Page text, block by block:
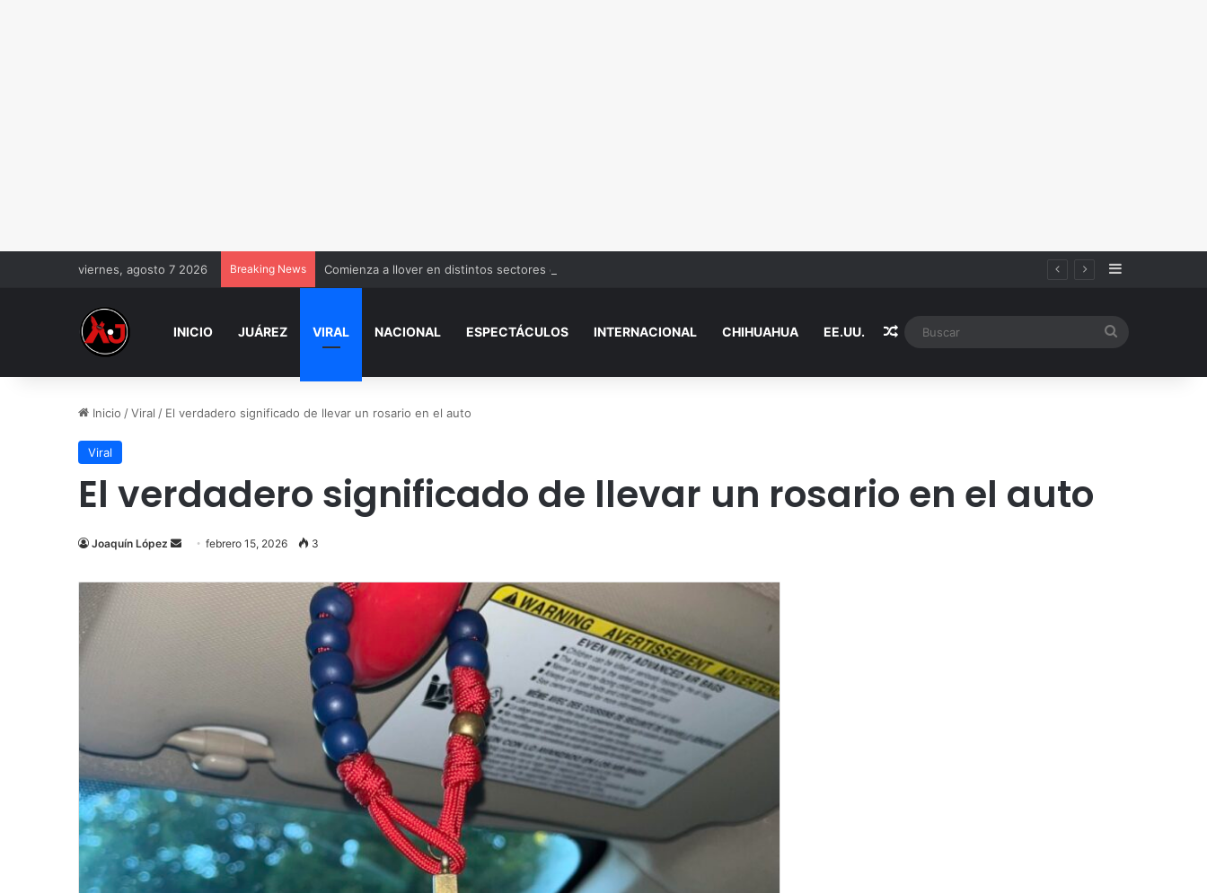
viernes, agosto 7 2026 Breaking News Comienza a llover en distintos sectores de Juárez Sidebar
INICIO JUÁREZ VIRAL NACIONAL ESPECTÁCULOS INTERNACIONAL CHIHUAHUA EE.UU. Random Article
Inicio /Viral / El verdadero significado de llevar un rosario en el auto
Viral
El verdadero significado de llevar un rosario en el auto
Joaquín López
Send
email
febrero 15, 2026 3